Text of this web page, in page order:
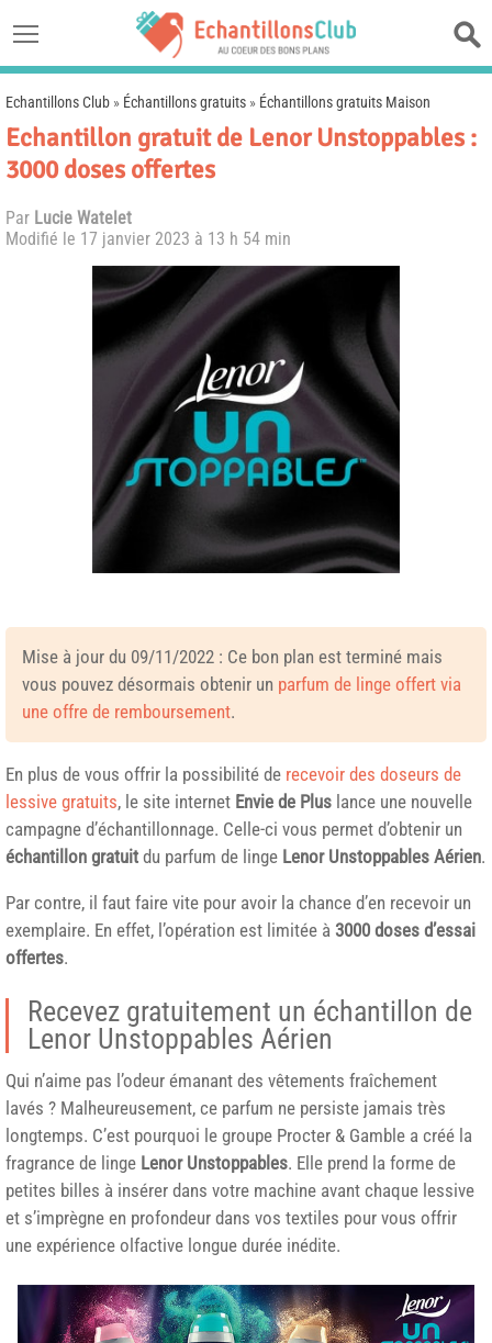
Echantillons Club » Échantillons gratuits » Échantillons gratuits Maison
Echantillon gratuit de Lenor Unstoppables :
3000 doses offertes
Par Lucie Watelet
Modifié le 17 janvier 2023 à 13 h 54 min
Mise à jour du 09/11/2022 : Ce bon plan est terminé mais
vous pouvez désormais obtenir un parfum de linge offert via
une offre de remboursement.
En plus de vous offrir la possibilité de recevoir des doseurs de
lessive gratuits, le site internet Envie de Plus lance une nouvelle
campagne d’échantillonnage. Celle-ci vous permet d’obtenir un
échantillon gratuit du parfum de linge Lenor Unstoppables Aérien.
Par contre, il faut faire vite pour avoir la chance d’en recevoir un
exemplaire. En effet, l’opération est limitée à 3000 doses d’essai
offertes.
Recevez gratuitement un échantillon de
Lenor Unstoppables Aérien
Qui n’aime pas l’odeur émanant des vêtements fraîchement
lavés ? Malheureusement, ce parfum ne persiste jamais très
longtemps. C’est pourquoi le groupe Procter & Gamble a créé la
fragrance de linge Lenor Unstoppables. Elle prend la forme de
petites billes à insérer dans votre machine avant chaque lessive
et s’imprègne en profondeur dans vos textiles pour vous offrir
une expérience olfactive longue durée inédite.